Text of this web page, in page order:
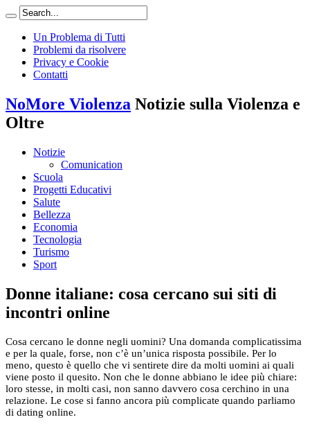
Un Problema di Tutti
Problemi da risolvere
Privacy e Cookie
Contatti
NoMore Violenza Notizie sulla Violenza e
Oltre
Notizie
Comunication
Scuola
Progetti Educativi
Salute
Bellezza
Economia
Tecnologia
Turismo
Sport
Donne italiane: cosa cercano sui siti di
incontri online
Cosa cercano le donne negli uomini? Una domanda complicatissima
e per la quale, forse, non c’è un’unica risposta possibile. Per lo
meno, questo è quello che vi sentirete dire da molti uomini ai quali
viene posto il quesito. Non che le donne abbiano le idee più chiare:
loro stesse, in molti casi, non sanno davvero cosa cerchino in una
relazione. Le cose si fanno ancora più complicate quando parliamo
di dating online.